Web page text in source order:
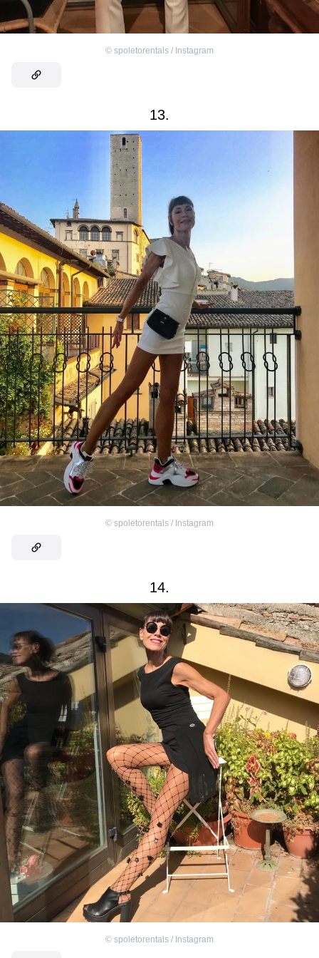
© spoletorentals / Instagram
13.
© spoletorentals / Instagram
14.
© spoletorentals / Instagram